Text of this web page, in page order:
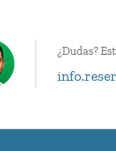
¿Dudas?